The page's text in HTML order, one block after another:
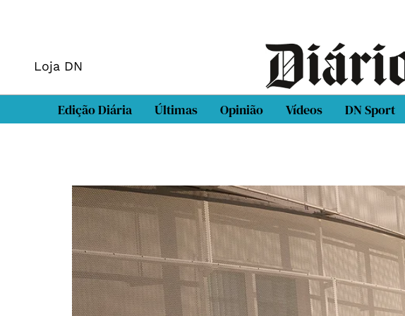
Loja DN
Edição Diária Últimas Opinião Vídeos DN Sport